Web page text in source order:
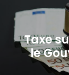
Taxe
le